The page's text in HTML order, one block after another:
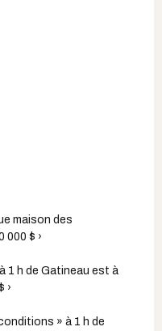
maison des
000 $ ›
1 h de Gatineau est à
›
» à 1 h de